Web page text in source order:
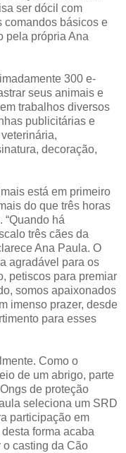
ser dócil com
comandos básicos e
pela própria Ana
300 e-
seus animais e
trabalhos diversos
publicitárias e
decoração,
está em primeiro
do que três horas
“Quando há
três cães da
Ana Paula. O
agradável para os
petiscos para premiar
somos apaixonados
imenso prazer, desde
para esses
Como o
de um abrigo, parte
de proteção
seleciona um SRD
participação em
forma acaba
o casting da Cão